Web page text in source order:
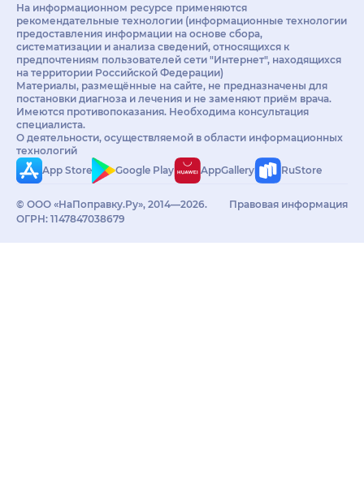
На информационном ресурсе применяются
рекомендательные технологии (информационные технологии
предоставления информации на основе сбора,
систематизации и анализа сведений, относящихся к
предпочтениям пользователей сети "Интернет", находящихся
на территории Российской Федерации)
Материалы, размещённые на сайте, не предназначены для
постановки диагноза и лечения и не заменяют приём врача.
Имеются противопоказания. Необходима консультация
специалиста.
О деятельности, осуществляемой в области информационных
технологий
App Store
Google Play AppGallery RuStore
© ООО «НаПоправку.Ру», 2014—2026.
ОГРН: 1147847038679
Правовая информация